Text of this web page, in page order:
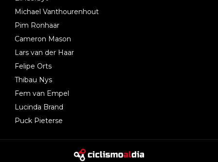
Michael Vanthourenhout
Pim Ronhaar
Cameron Mason
Lars van der Haar
Felipe Orts
Thibau Nys
Fem van Empel
Lucinda Brand
Puck Pieterse